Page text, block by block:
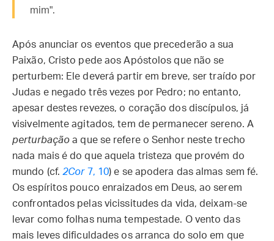
mim".
Após anunciar os eventos que precederão a sua
Paixão, Cristo pede aos Apóstolos que não se
perturbem: Ele deverá partir em breve, ser traído por
Judas e negado três vezes por Pedro; no entanto,
apesar destes revezes, o coração dos discípulos, já
visivelmente agitados, tem de permanecer sereno. A
perturbação a que se refere o Senhor neste trecho
nada mais é do que aquela tristeza que provém do
mundo (cf.2Cor7, 10) e se apodera das almas sem fé.
Os espíritos pouco enraizados em Deus, ao serem
confrontados pelas vicissitudes da vida, deixam-se
levar como folhas numa tempestade. O vento das
mais leves dificuldades os arranca do solo em que